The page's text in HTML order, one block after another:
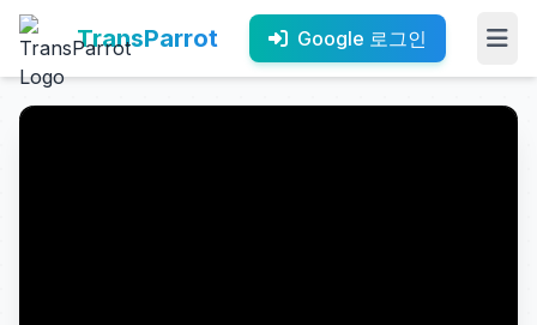
TransParrot Google 로그인